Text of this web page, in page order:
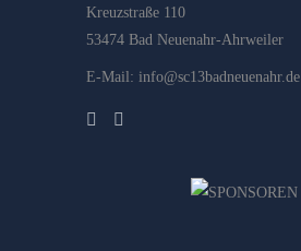
Kreuzstraße 110
53474 Bad Neuenahr-Ahrweiler
E-Mail: info@sc13badneuenahr.de